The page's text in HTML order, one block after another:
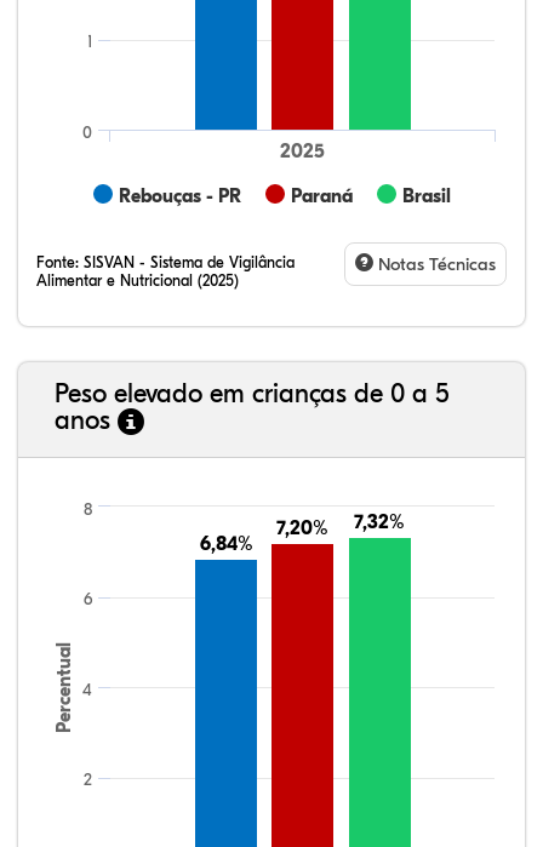
Rebouças - PR Paraná Brasil
2025
0
1
Fonte: SISVAN - Sistema de Vigilância
Alimentar e Nutricional (2025)
Notas Técnicas
Peso elevado em crianças de 0 a 5
anos
Percentual
6,84%
6,84%
7,20%
7,20% 7,32%
7,32%
2
4
6
8
58,73%
2,60%
0,27%
36,06%
0,95%
1,38%
21,99%
7,16%
0,36%
66,18%
2,81%
1,50%